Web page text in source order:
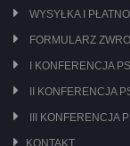
WYSYŁKA I
FORMULARZ
I KONFERENCJA
II KONFERENCJA
III KONFERENCJA
KONTAKT